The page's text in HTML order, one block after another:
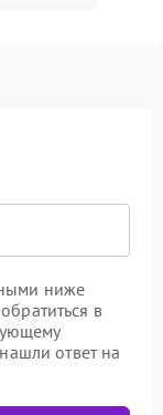
ниже
в
ответ на